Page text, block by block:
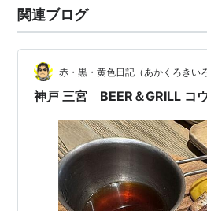
関連ブログ
赤・黒・黄色日記（あかくろきい
神戸 三宮 BEER＆GRILL コ